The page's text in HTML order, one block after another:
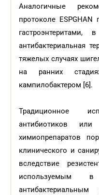
Аналогичные
протоколе
антибактериальная
тяжелых случаях
на ранних
кампилобактером [6].
Традиционное
антибиотиков или
химиопрепаратов
клинического и
вследствие
используемым в